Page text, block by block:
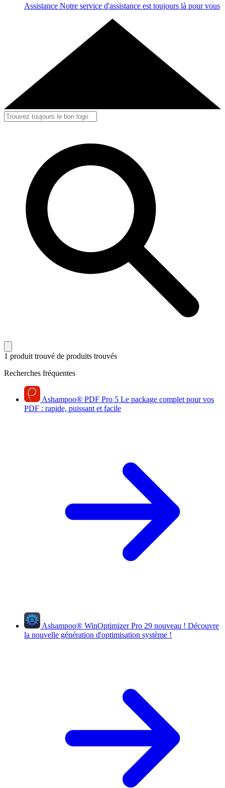
Assistance Notre service d'assistance est toujours là pour vous
1 produit trouvé de produits trouvés
Recherches fréquentes
Ashampoo® PDF Pro 5 Le package complet pour vos
PDF : rapide, puissant et facile
Ashampoo® WinOptimizer Pro 29 nouveau ! Découvre
la nouvelle génération d'optimisation système !